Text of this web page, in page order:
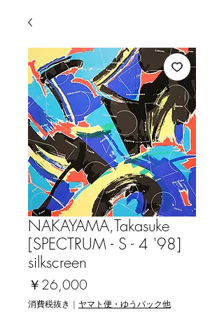
NAKAYAMA,Takasuke
[SPECTRUM - S - 4 '98]
silkscreen
￥26,000
格
消費税抜き | ヤマト便・ゆうパック他